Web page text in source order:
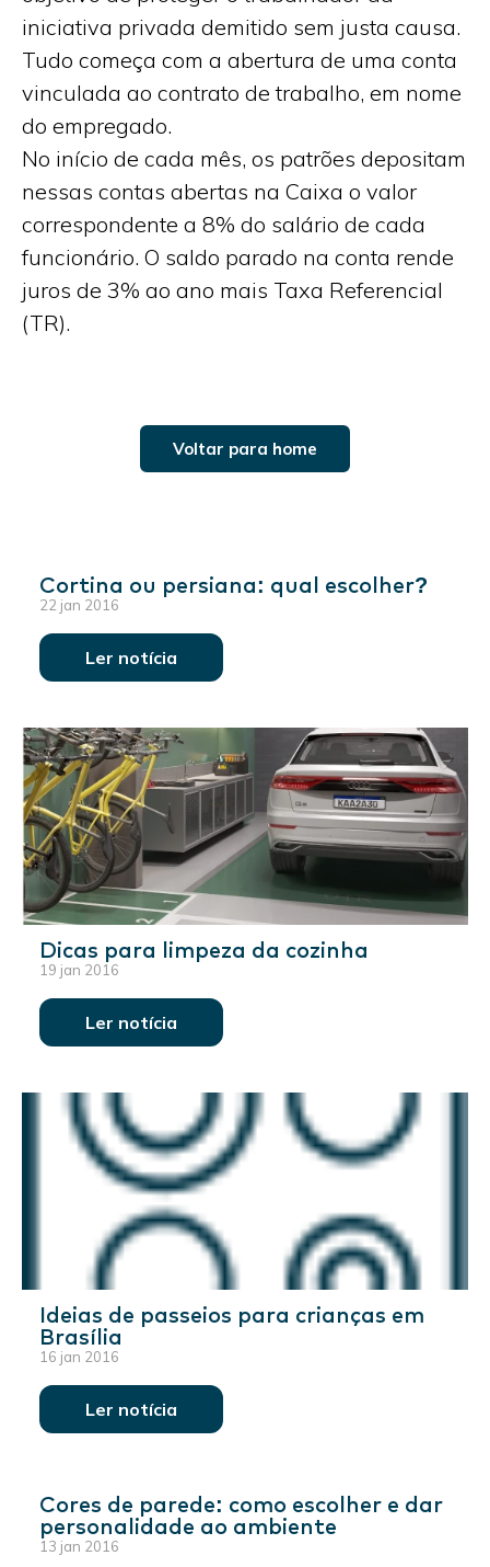
iniciativa privada demitido sem justa causa.
Tudo começa com a abertura de uma conta
vinculada ao contrato de trabalho, em nome
do empregado.
No início de cada mês, os patrões depositam
nessas contas abertas na Caixa o valor
correspondente a 8% do salário de cada
funcionário. O saldo parado na conta rende
juros de 3% ao ano mais Taxa Referencial
(TR).
Voltar para home
Cortina ou persiana: qual escolher?
22 jan 2016
Ler notícia
Dicas para limpeza da cozinha
19 jan 2016
Ler notícia
Ideias de passeios para crianças em
Brasília
16 jan 2016
Ler notícia
Cores de parede: como escolher e dar
personalidade ao ambiente
13 jan 2016